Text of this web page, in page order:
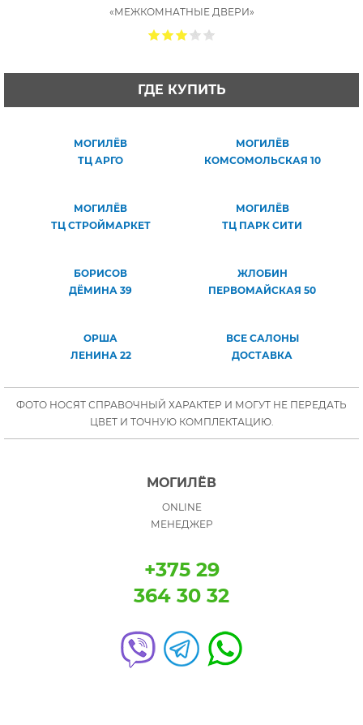
«МЕЖКОМНАТНЫЕ ДВЕРИ»
ГДЕ КУПИТЬ
МОГИЛЁВ
ТЦ АРГО
МОГИЛЁВ
КОМСОМОЛЬСКАЯ 10
МОГИЛЁВ
ТЦ СТРОЙМАРКЕТ
МОГИЛЁВ
ТЦ ПАРК СИТИ
БОРИСОВ
ДЁМИНА 39
ЖЛОБИН
ПЕРВОМАЙСКАЯ 50
ОРША
ЛЕНИНА 22
ВСЕ САЛОНЫ
ДОСТАВКА
ФОТО НОСЯТ СПРАВОЧНЫЙ ХАРАКТЕР И МОГУТ НЕ ПЕРЕДАТЬ
ЦВЕТ И ТОЧНУЮ КОМПЛЕКТАЦИЮ.
МОГИЛЁВ
ONLINE
МЕНЕДЖЕР
+375 29
364 30 32